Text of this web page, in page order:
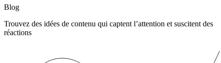
Blog
Trouvez des idées de contenu qui captent l’attention et suscitent des
réactions